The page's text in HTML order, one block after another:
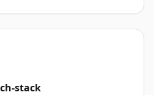
stack